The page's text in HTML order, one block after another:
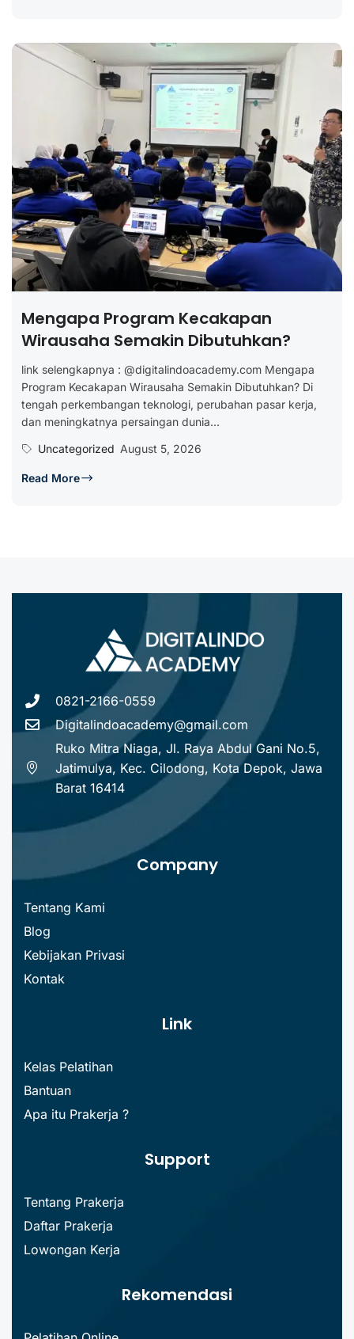
Mengapa Program Kecakapan
Wirausaha Semakin Dibutuhkan?
link selengkapnya : @digitalindoacademy.com Mengapa
Program Kecakapan Wirausaha Semakin Dibutuhkan? Di
tengah perkembangan teknologi, perubahan pasar kerja,
dan meningkatnya persaingan dunia...
Uncategorized August 5, 2026
Read More
0821-2166-0559
Digitalindoacademy@gmail.com
Ruko Mitra Niaga, Jl. Raya Abdul Gani No.5,
Jatimulya, Kec. Cilodong, Kota Depok, Jawa
Barat 16414
Company
Tentang Kami
Blog
Kebijakan Privasi
Kontak
Link
Kelas Pelatihan
Bantuan
Apa itu Prakerja ?
Support
Tentang Prakerja
Daftar Prakerja
Lowongan Kerja
Rekomendasi